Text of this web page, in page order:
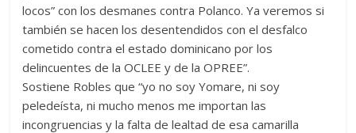
locos” con los desmanes contra Polanco. Ya veremos si
también se hacen los desentendidos con el desfalco
cometido contra el estado dominicano por los
delincuentes de la OCLEE y de la OPREE”.
Sostiene Robles que “yo no soy Yomare, ni soy
peledeísta, ni mucho menos me importan las
incongruencias y la falta de lealtad de esa camarilla